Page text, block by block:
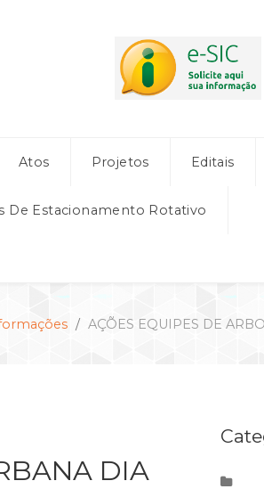
Atos Projetos Editais
De Estacionamento Rotativo
AÇÕES EQUIPES DE
DIA